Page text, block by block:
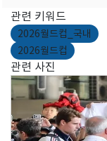
관련 키워드
2026월드컵_국내
2026월드컵
관련 사진